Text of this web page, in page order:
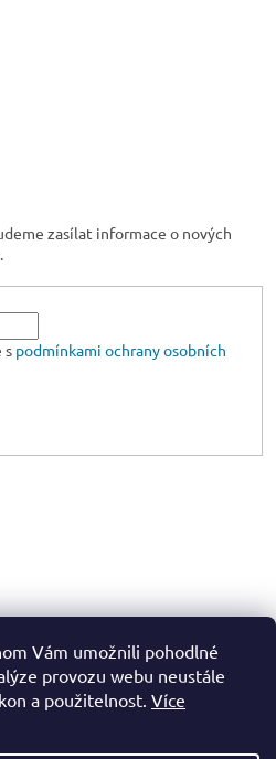
Vám umožnili pohodlné
provozu webu neustále
a použitelnost. Více
zasílat informace o nových
s podmínkami ochrany osobních